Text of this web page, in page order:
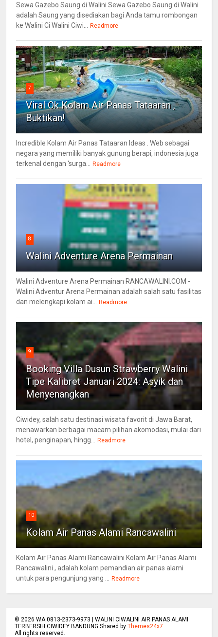
Sewa Gazebo Saung di Walini Sewa Gazebo Saung di Walini
adalah Saung yang disediakan bagi Anda tamu rombongan
ke Walini Ci Walini Ciwi...
Readmore
7
Viral Ok Kolam Air Panas Tataaran ,
Buktikan!
Incredible Kolam Air Panas Tataaran Ideas . Web sebagai
negara yang memiliki banyak gunung berapi, indonesia juga
terkenal dengan 'surga...
Readmore
8
Walini Adventure Arena Permainan
Walini Adventure Arena Permainan RANCAWALINI.COM -
Walini Adventur Arena Permainan adalah salah satu fasilitas
dan melengkapi kolam ai...
Readmore
9
Booking Villa Dusun Strawberry Walini
Tipe Kalibret Januari 2024: Asyik dan
Menyenangkan
Ciwidey, salah satu destinasi wisata favorit di Jawa Barat,
menawarkan berbagai macam pilihan akomodasi, mulai dari
hotel, penginapan, hingg...
Readmore
10
Kolam Air Panas Alami Rancawalini
Kolam Air Panas Alami Rancawalini Kolam Air Panas Alami
Rancawalini , adalah kolam pemandian air panas alami
untuk para pengunjung yang ...
Readmore
© 2026 WA 0813-2373-9973 | WALINI CIWALINI AIR PANAS ALAMI
TERBERSIH CIWIDEY BANDUNG Shared byThemes24x7
All rights reserved.